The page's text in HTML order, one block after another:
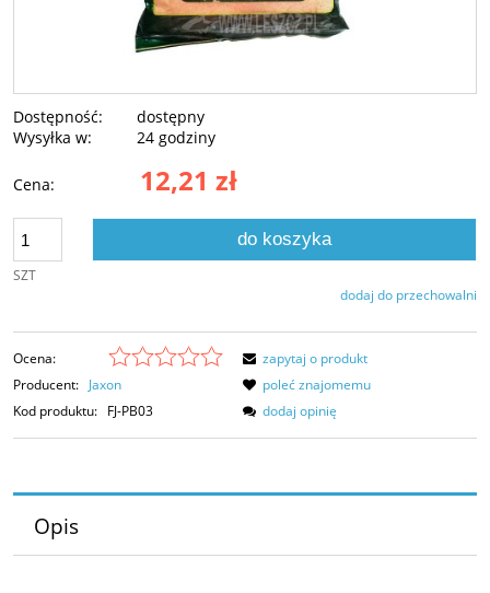
Dostępność:
dostępny
Wysyłka w:
24 godziny
Cena: 12,21 zł
SZT
do koszyka
dodaj do przechowalni
Ocena:
Producent: Jaxon
Kod produktu: FJ-PB03
zapytaj o produkt
poleć znajomemu
dodaj opinię
Opis